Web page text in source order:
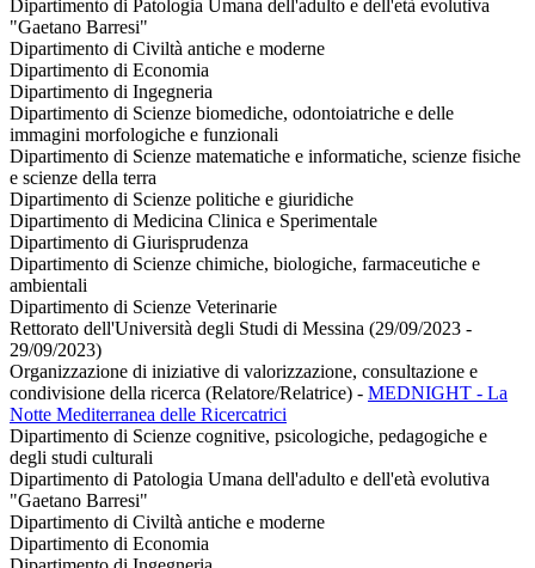
Dipartimento di Patologia Umana dell'adulto e dell'età evolutiva
"Gaetano Barresi"
Dipartimento di Civiltà antiche e moderne
Dipartimento di Economia
Dipartimento di Ingegneria
Dipartimento di Scienze biomediche, odontoiatriche e delle
immagini morfologiche e funzionali
Dipartimento di Scienze matematiche e informatiche, scienze fisiche
e scienze della terra
Dipartimento di Scienze politiche e giuridiche
Dipartimento di Medicina Clinica e Sperimentale
Dipartimento di Giurisprudenza
Dipartimento di Scienze chimiche, biologiche, farmaceutiche e
ambientali
Dipartimento di Scienze Veterinarie
Rettorato dell'Università degli Studi di Messina (29/09/2023 -
29/09/2023)
Organizzazione di iniziative di valorizzazione, consultazione e
condivisione della ricerca (Relatore/Relatrice) - MEDNIGHT - La
Notte Mediterranea delle Ricercatrici
Dipartimento di Scienze cognitive, psicologiche, pedagogiche e
degli studi culturali
Dipartimento di Patologia Umana dell'adulto e dell'età evolutiva
"Gaetano Barresi"
Dipartimento di Civiltà antiche e moderne
Dipartimento di Economia